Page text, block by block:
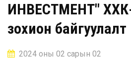
ИНВЕСТМЕНТ" ХХК-
зохион байгуулалт
2024 оны 02 сарын 02